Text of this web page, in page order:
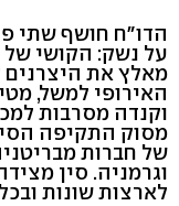
הדו"ח חושף שתי
על נשק: הקושי של
מאלץ את היצרנים
האירופי למשל,
וקנדה מסרבות
של חברות
וגרמניה. סין
לארצות שונות